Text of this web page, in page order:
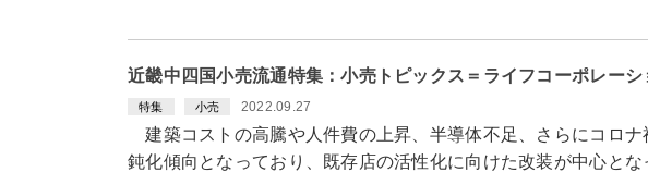
近畿中四国小売流通特集：小売トピックス＝ライフコーポレー
特集 小売 2022.09.27
建築コストの高騰や人件費の上昇、半導体不足、さらにコロ
鈍化傾向となっており、既存店の活性化に向けた改装が中心と